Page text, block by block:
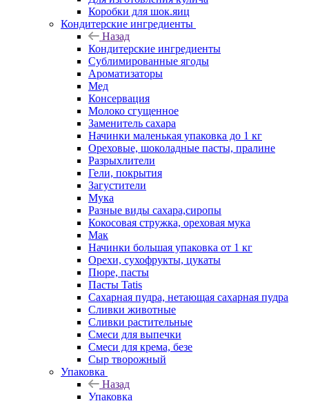
Коробки для шок.яиц
Кондитерские ингредиенты
Назад
Кондитерские ингредиенты
Сублимированные ягоды
Ароматизаторы
Мед
Консервация
Молоко сгущенное
Заменитель сахара
Начинки маленькая упаковка до 1 кг
Ореховые, шоколадные пасты, пралине
Разрыхлители
Гели, покрытия
Загустители
Мука
Разные виды сахара,сиропы
Кокосовая стружка, ореховая мука
Мак
Начинки большая упаковка от 1 кг
Орехи, сухофрукты, цукаты
Пюре, пасты
Пасты Tatis
Сахарная пудра, нетающая сахарная пудра
Сливки животные
Сливки растительные
Смеси для выпечки
Смеси для крема, безе
Сыр творожный
Упаковка
Назад
Упаковка